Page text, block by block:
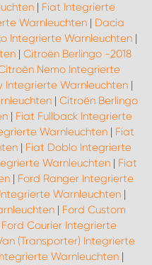
| Fiat Integrierte
Warnleuchten| Dacia
Integrierte Warnleuchten|
| Citroën Berlingo -2018
Nemo Integrierte
Integrierte Warnleuchten|
| Citroën Berlingo
| Fiat Fullback Integrierte
Warnleuchten | Fiat
| Fiat Doblo Integrierte
Warnleuchten| Fiat
| Ford Ranger Integrierte
Warnleuchten|
| Ford Custom
Ford Courier Integrierte
(Transporter) Integrierte
Warnleuchten|